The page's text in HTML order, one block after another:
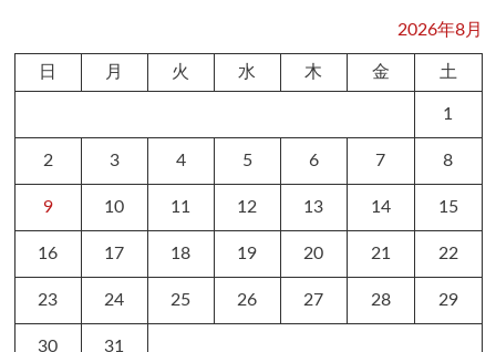
2026年8月
日 月 火 水 木 金 土
1
2 3 4 5 6 7 8
9 10 11 12 13 14 15
16 17 18 19 20 21 22
23 24 25 26 27 28 29
30 31